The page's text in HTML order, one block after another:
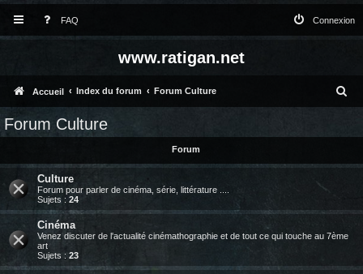
FAQ Connexion
www.ratigan.net
Accueil Index du forum Forum Culture
Forum Culture
Forum
Culture
Forum pour parler de cinéma, série, littérature ....
Sujets : 24
Cinéma
Venez discuter de l'actualité cinémathographie et de tout ce qui touche au 7ème
art
Sujets : 23